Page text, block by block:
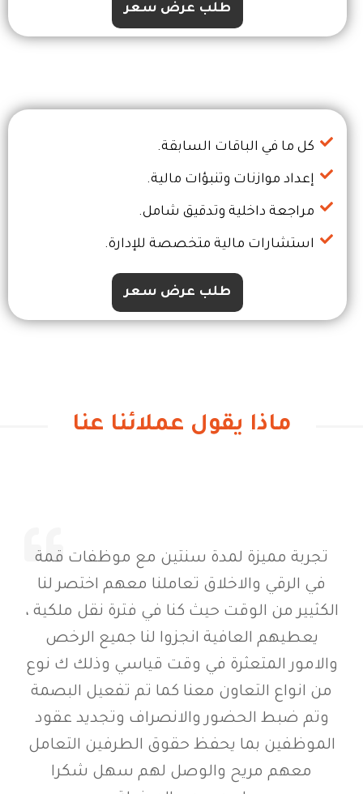
طلب عرض سعر
كل ما في الباقات السابقة.
إعداد موازنات وتنبؤات مالية.
مراجعة داخلية وتدقيق شامل.
استشارات مالية متخصصة للإدارة.
طلب عرض سعر
ماذا يقول عملائنا عنا
تجربة مميزة لمدة سنتين مع موظفات قمة
في الرقي والاخلاق تعاملنا معهم اختصر لنا
الكثيير من الوقت حيث كنا في فترة نقل ملكية ،
يعطيهم العافية انجزوا لنا جميع الرخص
والامور المتعثرة في وقت قياسي وذلك ك نوع
من انواع التعاون معنا كما تم تفعيل البصمة
وتم ضبط الحضور والانصراف وتجديد عقود
الموظفين بما يحفظ حقوق الطرفين التعامل
معهم مريح والوصل لهم سهل شكرا